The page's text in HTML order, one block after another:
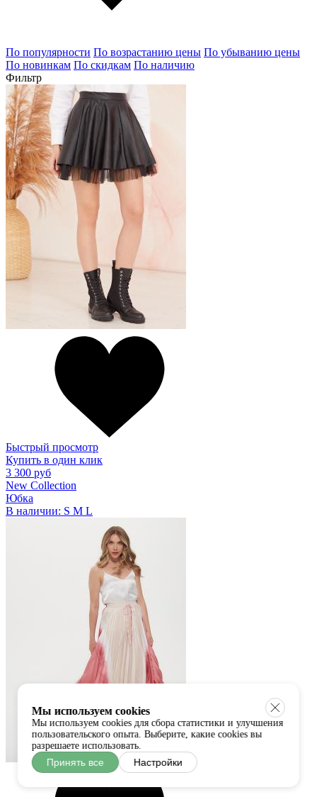
По популярности По возрастанию цены По убыванию цены
По новинкам По скидкам По наличию
Фильтр
Быстрый просмотр
Купить в один клик
3 300 руб
New Collection
Юбка
В наличии: S M L
Мы используем cookies
Мы используем cookies для сбора статистики и улучшения
пользовательского опыта. Выберите, какие cookies вы
разрешаете использовать.
Принять все Настройки